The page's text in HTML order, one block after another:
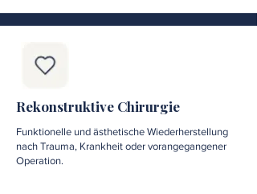
Rekonstruktive Chirurgie
Funktionelle und ästhetische Wiederherstellung
nach Trauma, Krankheit oder vorangegangener
Operation.